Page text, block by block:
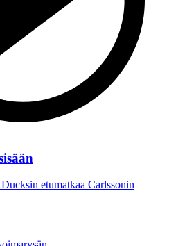
etumatkaa Carlssonin